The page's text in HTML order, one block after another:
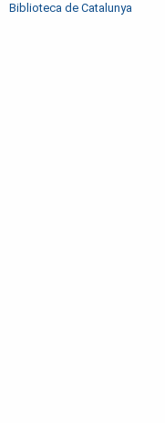
Biblioteca de Catalunya